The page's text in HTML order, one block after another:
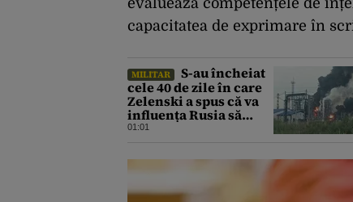
evaluează competențele de
capacitatea de exprimare în
MILITAR
S-au încheiat
cele 40 de zile în care
Zelenski a spus că va
influența Rusia să
ceară pace. Ce
operațiunea Kievului
01:01